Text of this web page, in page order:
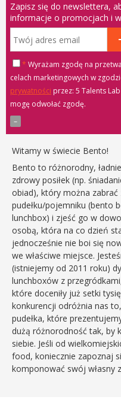
Zapisz się do newslettera,
informacje o promocjach i
* Wyrażam zgodę na
celach marketingowych w
prywatności
przez: 5 Talents
mogę odwołać zgodę.
Witamy w świecie Bento!
Bento to różnorodny,
zdrowy posiłek (np.
obiad), który można
pudełku/pojemniku (bento
lunchbox) i zjeść go w
osobą, która na co dzień
jednocześnie nie boi się
we właściwe miejsce.
(istniejemy od 2011 roku)
lunchboxów z
które doceniły już setki
konkurencji odróżnia nas
pudełka, które
dużą różnorodność tak, by
siebie. Jeśli od
food, koniecznie zapoznaj
komponować swój własny